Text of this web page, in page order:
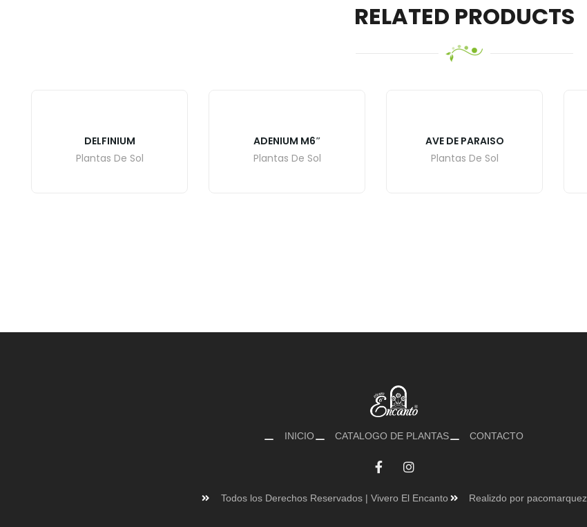
RELATED PRODUCTS
DELFINIUM
Plantas De Sol
ADENIUM M6″
Plantas De Sol
AVE DE PARAISO
Plantas De Sol
INICIO CATALOGO DE PLANTAS CONTACTO
Todos los Derechos Reservados | Vivero El Encanto Realizdo por pacomarquez